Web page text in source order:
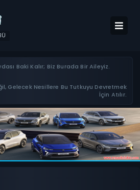
Baki Kalır; Biz Burada Bir Aileyiz.
Gelecek Nesillere Bu Tutkuyu Devretmek
İçin Atılır.